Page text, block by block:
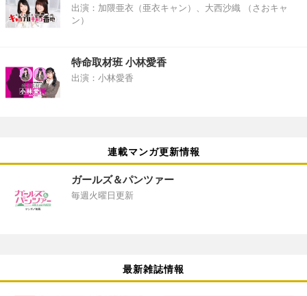
出演：加隈亜衣（亜衣キャン）、大西沙織 （さおキャ
ン）
特命取材班 小林愛香
出演：小林愛香
連載マンガ更新情報
ガールズ＆パンツァー
毎週火曜日更新
最新雑誌情報